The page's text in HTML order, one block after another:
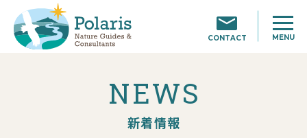
CONTACT MENU
NEWS
新着情報